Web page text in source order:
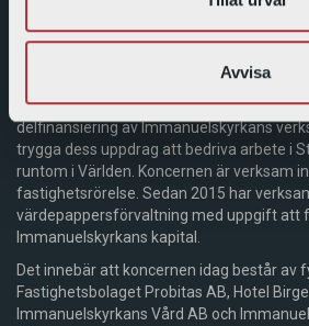
Avvisa
Probitas – koncernen
Bolagskoncernen Probitas ägs till 100%
Stockholm. Syftet med koncernen är att
delfinansiering av Immanuelskyrkans
trygga dess uppdrag att bedriva arbete i
runtom i Världen. Koncernen är verksam
fastighetsrörelse. Sedan 2015 har
värdepappersförvaltning med uppgift att
Immanuelskyrkans kapital.
Det innebär att koncernen idag består av
Fastighetsbolaget Probitas AB, Hotel
Immanuelskyrkans Vård AB och